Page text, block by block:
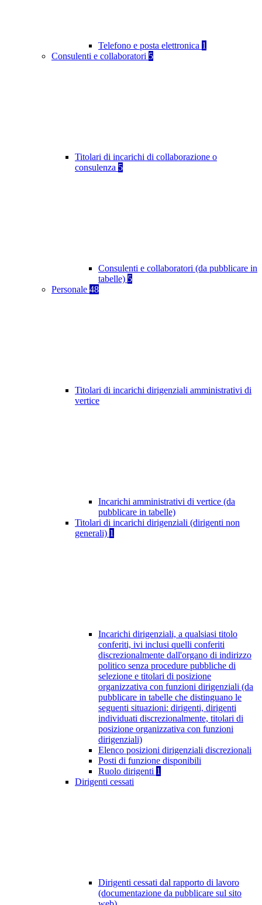
Telefono e posta elettronica 1
Consulenti e collaboratori 5
Titolari di incarichi di collaborazione o
consulenza 5
Consulenti e collaboratori (da pubblicare in
tabelle) 5
Personale 48
Titolari di incarichi dirigenziali amministrativi di
vertice
Incarichi amministrativi di vertice (da
pubblicare in tabelle)
Titolari di incarichi dirigenziali (dirigenti non
generali) 1
Incarichi dirigenziali, a qualsiasi titolo
conferiti, ivi inclusi quelli conferiti
discrezionalmente dall'organo di indirizzo
politico senza procedure pubbliche di
selezione e titolari di posizione
organizzativa con funzioni dirigenziali (da
pubblicare in tabelle che distinguano le
seguenti situazioni: dirigenti, dirigenti
individuati discrezionalmente, titolari di
posizione organizzativa con funzioni
dirigenziali)
Elenco posizioni dirigenziali discrezionali
Posti di funzione disponibili
Ruolo dirigenti 1
Dirigenti cessati
Dirigenti cessati dal rapporto di lavoro
(documentazione da pubblicare sul sito